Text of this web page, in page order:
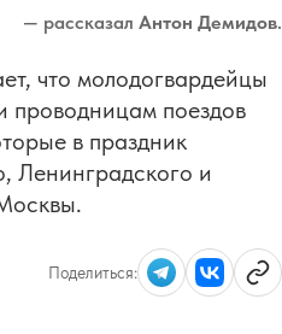
— рассказал Антон Демидов.
что молодогвардейцы
проводницам поездов
в праздник
Ленинградского и
Поделиться: